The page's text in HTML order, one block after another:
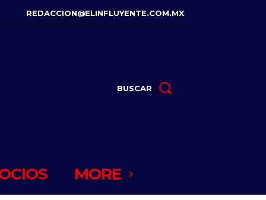
REDACCION@ELINFLUYENTE.COM.MX
BUSCAR
MORE